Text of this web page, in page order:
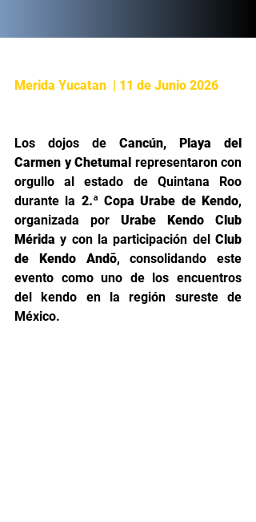
Merida Yucatan  | 11 de Junio 2026
Los dojos de Cancún, Playa del
Carmen y Chetumal representaron con
orgullo al estado de Quintana Roo
durante la 2.ª Copa Urabe de Kendo,
organizada por Urabe Kendo Club
Mérida y con la participación del Club
de Kendo Andō, consolidando este
evento como uno de los encuentros
del kendo en la región sureste de
México.